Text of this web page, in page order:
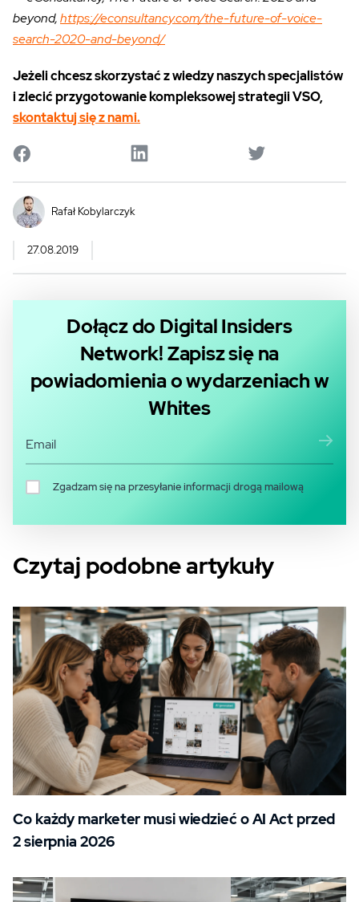
beyond,https://econsultancy.com/the-future-of-voice-
search-2020-and-beyond/
Jeżeli chcesz skorzystać z wiedzy naszych specjalistów
i zlecić przygotowanie kompleksowej strategii VSO,
skontaktuj się z nami.
Rafał Kobylarczyk
27.08.2019
Dołącz do Digital Insiders
Network! Zapisz się na
powiadomienia o wydarzeniach w
Whites
Zgadzam się na przesyłanie informacji drogą mailową
Czytaj podobne artykuły
Co każdy marketer musi wiedzieć o AI Act przed
2 sierpnia 2026